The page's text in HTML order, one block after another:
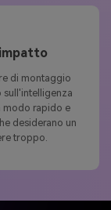
di montaggio
modo rapido e
desiderano un
troppo.